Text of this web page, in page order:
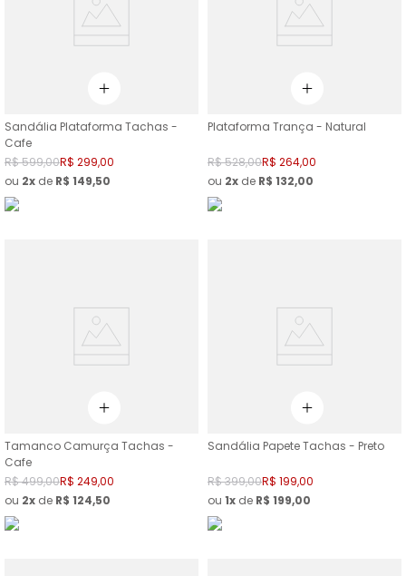
Sandália Plataforma Tachas -
Cafe
R$599,00R$ 299,00
ou 2 de R$ 149,50
Plataforma Trança - Natural
R$528,00R$ 264,00
ou 2 de R$ 132,00
Tamanco Camurça Tachas -
Cafe
R$499,00R$ 249,00
ou 2 de R$ 124,50
Sandália Papete Tachas - Preto
R$399,00R$ 199,00
ou 1 de R$ 199,00